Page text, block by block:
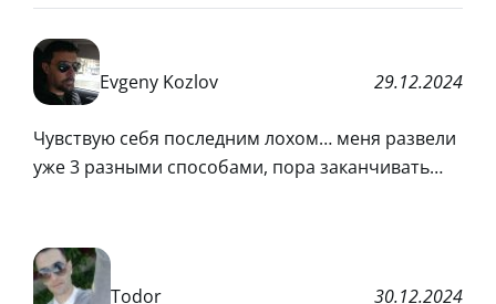
Evgeny Kozlov 29.12.2024
Чувствую себя последним лохом… меня развели
уже 3 разными способами, пора заканчивать…
Todor 30.12.2024